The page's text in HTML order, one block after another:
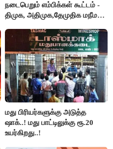
நடைபெறும் எம்பிக்கள் கூட்டம் -
திமுக, அதிமுக,தேமுதிக மநீம
மது பிரியர்களுக்கு அடுத்த
ஷாக்..! மது பாட்டிலுக்கு ரூ.20
உயர்கிறது..!